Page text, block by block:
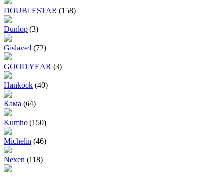
DOUBLESTAR (158)
Dunlop (3)
Gislaved (72)
GOOD YEAR (3)
Hankook (40)
Кама (64)
Kumho (150)
Michelin (46)
Nexen (118)